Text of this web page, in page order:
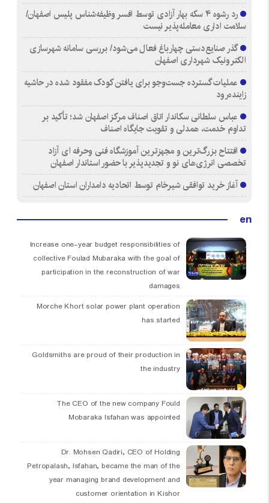
رد رشوه ۴ سکه بهار آزادی توسط افسر وظیفه‌شناس پلیس اصفهان/
سلامت اداری معامله‌پذیر نیست
گذر صنایع‌دستی چهارباغ فعال می‌شود/ بررسی سامانه شهرسازی
الکترونیک شهرداری اصفهان
عملیات گسترده جست‌وجو برای یافتن کودک مفقود شده در حاشیه
زاینده‌رود
عباس سلطانی سکاندار اتاق اصناف مرکز اصفهان شد؛ تأکید بر
تداوم خدمت، همدلی و تقویت جایگاه اصناف
افتتاح بزرگ‌ترین و مجهزترین آموزشگاه فنی وحرفه ای آزاد
تخصصی انرژی‌های نو و تجدیدپذیر با حضور استاندار اصفهان
آغاز خرید توافقی شیرخام توسط اتحادیه دامداران استان اصفهان
en
Increase one-year budget responsibilities of
collective Foulad Mubaraka with the goal of
participation in the reconstruction of war
damages
Morche Khort solar power plant operation
has started
Goldsmiths are proud of their production in
the industry
The CEO of the new company Fould
Mobaraka Isfahan was appointed
Dr. Mohsen Qadiri, CEO of Holding
Petropalash, Isfahan, became the man of the
year managing brand development and
customer orientation in Kishor